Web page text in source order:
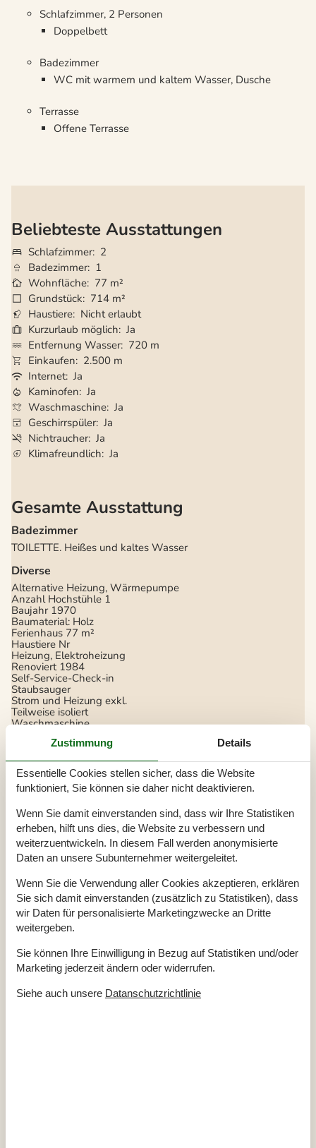
Schlafzimmer, 2 Personen
Doppelbett
Badezimmer
WC mit warmem und kaltem Wasser, Dusche
Terrasse
Offene Terrasse
Beliebteste Ausstattungen
Schlafzimmer 2
Badezimmer 1
Wohnfläche 77 m²
Grundstück
714 m²
Haustiere Nicht erlaubt
Kurzurlaub möglich Ja
Entfernung Wasser 720 m
Einkaufen
2.500 m
Internet Ja
Kaminofen Ja
Waschmaschine Ja
Geschirrspüler Ja
Nichtraucher Ja
Klimafreundlich Ja
Gesamte Ausstattung
Badezimmer
TOILETTE. Heißes und kaltes Wasser
Diverse
Alternative Heizung, Wärmepumpe
Anzahl Hochstühle 1
Baujahr 1970
Baumaterial: Holz
Ferienhaus 77 m²
Haustiere Nr
Heizung, Elektroheizung
Renoviert 1984
Self-Service-Check-in
Staubsauger
Strom und Heizung exkl.
Teilweise isoliert
Waschmaschine
Draußen
Gartenmöbel
Gasgrill
Kostenloser Parkplatz auf dem Gelände 2
Landschaftsgarten 714 m²
Privater Garten
Drinnen
Kaminofen
Elektrogeräte
1 Fernseher
Chromecast
Haartrockner
Internet (drahtlos)
Die nächste Stadt 14 km
Zustimmung Details
Essentielle Cookies stellen sicher, dass die Website
funktioniert, Sie können sie daher nicht deaktivieren.
Wenn Sie damit einverstanden sind, dass wir Ihre Statistiken
erheben, hilft uns dies, die Website zu verbessern und
weiterzuentwickeln. In diesem Fall werden anonymisierte
Daten an unsere Subunternehmer weitergeleitet.
Wenn Sie die Verwendung aller Cookies akzeptieren, erklären
Sie sich damit einverstanden (zusätzlich zu Statistiken), dass
wir Daten für personalisierte Marketingzwecke an Dritte
weitergeben.
Sie können Ihre Einwilligung in Bezug auf Statistiken und/oder
Marketing jederzeit ändern oder widerrufen.
Siehe auch unsere Datanschutzrichtlinie